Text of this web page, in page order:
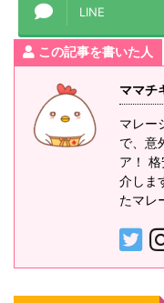
LINE
この記事を書いた人
ママチ
マレー
で、意
ア！
介しま
たマレ